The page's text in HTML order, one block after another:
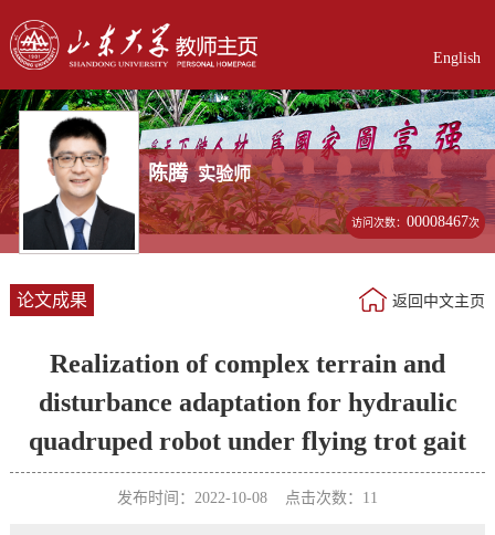
English
陈腾 实验师
访问次数：00008467次
论文成果 返回中文主页
Realization of complex terrain and
disturbance adaptation for hydraulic
quadruped robot under flying trot gait
发布时间：2022-10-08 点击次数： 11